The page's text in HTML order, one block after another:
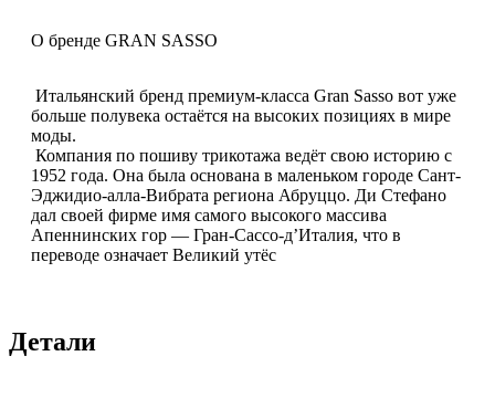
О бренде GRAN SASSO
Итальянский бренд премиум-класса Gran Sasso вот уже
больше полувека остаётся на высоких позициях в мире
моды.
Компания по пошиву трикотажа ведёт свою историю с
1952 года. Она была основана в маленьком городе Сант-
Эджидио-алла-Вибрата региона Абруццо. Ди Стефано
дал своей фирме имя самого высокого массива
Апеннинских гор — Гран-Сассо-д’Италия, что в
переводе означает Великий утёс
Детали